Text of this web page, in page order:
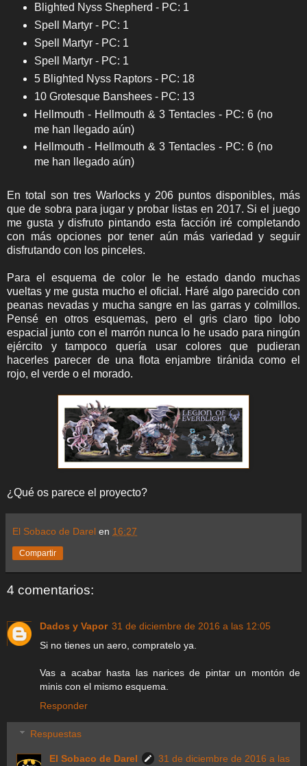
Blighted Nyss Shepherd - PC: 1
Spell Martyr - PC: 1
Spell Martyr - PC: 1
Spell Martyr - PC: 1
5 Blighted Nyss Raptors - PC: 18
10 Grotesque Banshees - PC: 13
Hellmouth - Hellmouth & 3 Tentacles - PC: 6 (no
me han llegado aún)
Hellmouth - Hellmouth & 3 Tentacles - PC: 6 (no
me han llegado aún)
En total son tres Warlocks y 206 puntos disponibles, más
que de sobra para jugar y probar listas en 2017. Si el juego
me gusta y disfruto pintando esta facción iré completando
con más opciones por tener aún más variedad y seguir
disfrutando con los pinceles.
Para el esquema de color le he estado dando muchas
vueltas y me gusta mucho el oficial. Haré algo parecido con
peanas nevadas y mucha sangre en las garras y colmillos.
Pensé en otros esquemas, pero el gris claro tipo lobo
espacial junto con el marrón nunca lo he usado para ningún
ejército y tampoco quería usar colores que pudieran
hacerles parecer de una flota enjambre tiránida como el
rojo, el verde o el morado.
¿Qué os parece el proyecto?
El Sobaco de Darel en 16:27
Compartir
4 comentarios:
Dados y Vapor 31 de diciembre de 2016 a las 12:05
Si no tienes un aero, compratelo ya.
Vas a acabar hasta las narices de pintar un montón de
minis con el mismo esquema.
Responder
Respuestas
El Sobaco de Darel
31 de diciembre de 2016 a las